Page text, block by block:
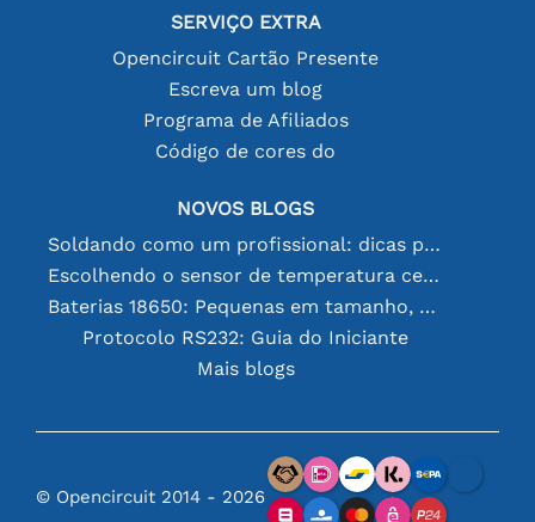
SERVIÇO EXTRA
Opencircuit Cartão Presente
Escreva um blog
Programa de Afiliados
Código de cores do
NOVOS BLOGS
Soldando como um profissional: dicas para conexões eletrônicas perfeitas
Escolhendo o sensor de temperatura certo [youtube]
Baterias 18650: Pequenas em tamanho, grandes em desempenho
Protocolo RS232: Guia do Iniciante
Mais blogs
© Opencircuit 2014 - 2026